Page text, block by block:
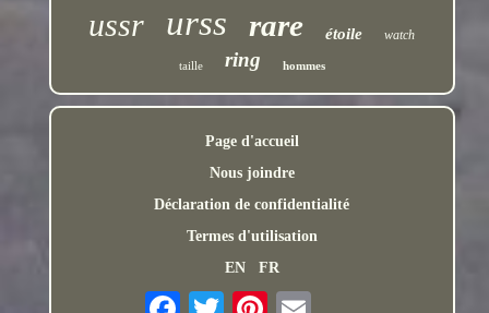
ussr urss rare étoile watch
taille ring hommes
Page d'accueil
Nous joindre
Déclaration de confidentialité
Termes d'utilisation
EN
FR